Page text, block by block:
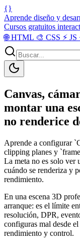
{}
Aprende diseño y
Cursos gratuitos
🌐HTML 🎨 CSS ⚡ JS
Canvas,
montar una
no renderice
Aprende a configurar
clipping planes y
La meta no es solo ver
cuándo se renderiza y
rendimiento.
En una escena 3D
arranque: es el límite
resolución, DPR,
configuras mal desde
rendimiento y control.